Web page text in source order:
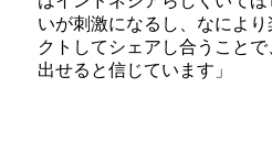
いが刺激になるし、なによ
クトしてシェアし合うこと
出せると信じています」